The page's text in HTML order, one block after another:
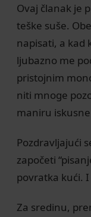
Ovaj članak je
teške suše.
napisati, a kad
ljubazno me
pristojnim
niti mnoge
maniru
Pozdravljajući
započeti
povratka kući.
Za sredinu,